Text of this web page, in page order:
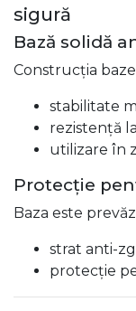
sigură
Bază solidă
Construcția
stabilitate
rezistență
utilizare în
Protecție
Baza este
strat anti-
protecție